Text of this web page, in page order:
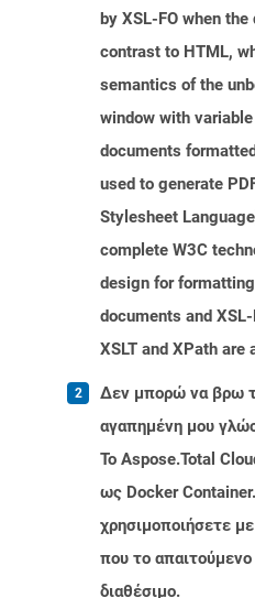
by XSL-FO when
contrast to HTML,
semantics of the
window with
documents
used to generate
Stylesheet
complete W3C
design for
documents and
XSLT and XPath are
Δεν μπορώ να βρω
αγαπημένη μου
Το Aspose.Total
ως Docker
χρησιμοποιήσετε
που το απαιτούμενο
διαθέσιμο.